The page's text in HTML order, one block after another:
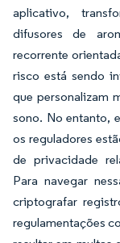
aplicativo,
difusores de
recorrente
risco está sendo
que personalizam
sono. No entanto,
os reguladores
de privacidade
Para navegar
criptografar
regulamentações